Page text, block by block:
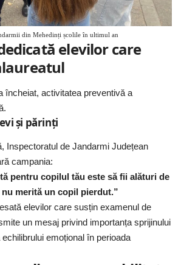
din Mehedinți școlile în ultimul an
elevilor care
încheiat, activitatea preventivă a
și părinți
Inspectoratul de Jandarmi Județean
campania:
pentru copilul tău este să fii alături de
merită un copil pierdut.”
elevilor care susțin examenul de
un mesaj privind importanța sprijinului
emoțional în perioada